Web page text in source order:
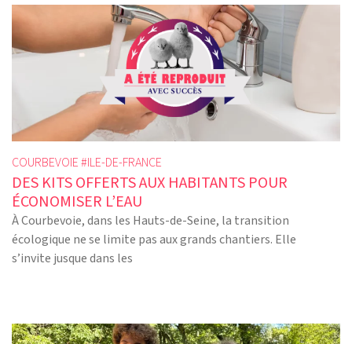
COURBEVOIE #ILE-DE-FRANCE
DES KITS OFFERTS AUX HABITANTS POUR
ÉCONOMISER L’EAU
À Courbevoie, dans les Hauts-de-Seine, la transition
écologique ne se limite pas aux grands chantiers. Elle
s’invite jusque dans les